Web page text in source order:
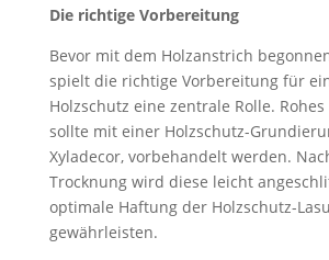
Die richtige Vorbereitung
Bevor mit dem Holzanstrich
spielt die richtige Vorbereitung für
Holzschutz eine zentrale Rolle.
sollte mit einer Holzschutz-
Xyladecor, vorbehandelt werden.
Trocknung wird diese leicht
optimale Haftung der Holzschutz-
gewährleisten.